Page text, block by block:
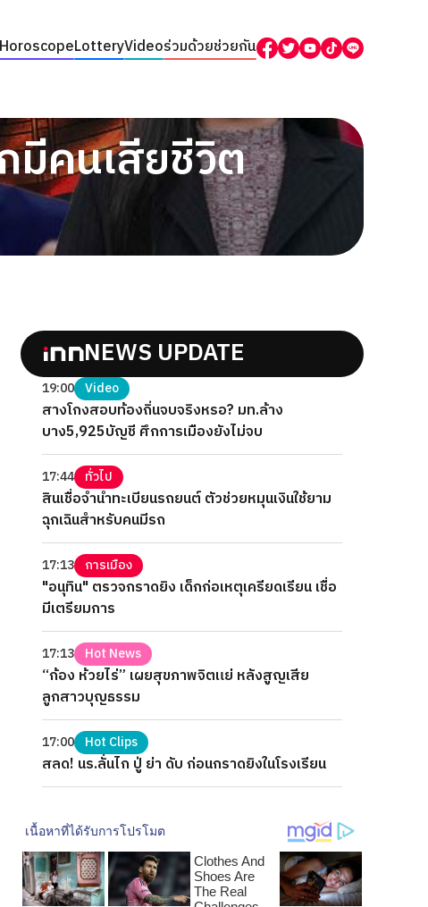
HoroscopeLotteryVideoร่วมด้วยช่วยกัน
มีคนเสียชีวิต
NEWS UPDATE
19:00 Video
สางโกงสอบท้องถิ่นจบจริงหรอ? มท.ล้าง
บาง5,925บัญชี ศึกการเมืองยังไม่จบ
17:44 ทั่วไป
สินเชื่อจำนำทะเบียนรถยนต์ ตัวช่วยหมุนเงินใช้ยาม
ฉุกเฉินสำหรับคนมีรถ
17:13 การเมือง
"อนุทิน" ตรวจกราดยิง เด็กก่อเหตุเครียดเรียน เชื่อ
มีเตรียมการ
17:13 Hot News
“ก้อง ห้วยไร่” เผยสุขภาพจิตแย่ หลังสูญเสีย
ลูกสาวบุญธรรม
17:00 Hot Clips
สลด! นร.ลั่นไก ปู่ ย่า ดับ ก่อนกราดยิงในโรงเรียน